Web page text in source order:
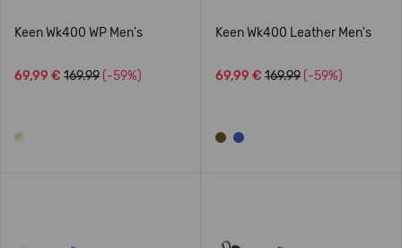
Keen Wk400 WP Men's
69,99 € 169.99 (-59%)
Keen Wk400 Leather Men's
69,99 € 169.99 (-59%)